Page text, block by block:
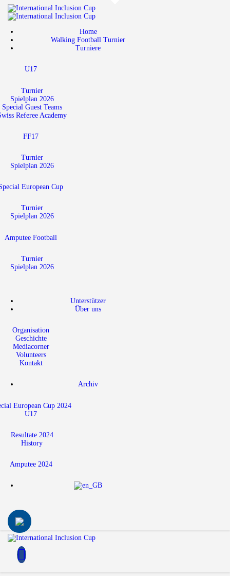
Home
Walking Football Turnier
Turniere
U17
Turnier
Spielplan 2026
Special Guest Teams
Referee Academy
FF17
Turnier
Spielplan 2026
European Cup
Turnier
Spielplan 2026
Amputee Football
Turnier
Spielplan 2026
Unterstützer
Über uns
Organisation
Geschichte
Mediacorner
Volunteers
Kontakt
Archiv
European Cup 2024
U17
Resultate 2024
History
Amputee 2024
Home
Walking Football Turnier
Unterstützer
Über uns
Archiv